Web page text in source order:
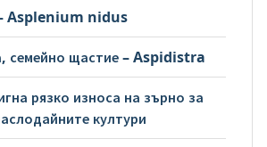
Asplenium nidus
семейно щастие – Aspidistra
рязко износа на зърно за
култури